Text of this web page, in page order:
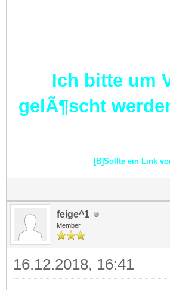
Ich bitte um
gelÃ¶scht
[B]Sollte ein Link
feige^1
Member
16.12.2018, 16:41